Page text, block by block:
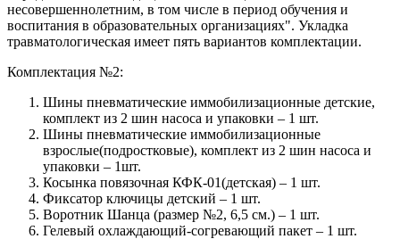
несовершеннолетним, в том числе в период обучения и
воспитания в образовательных организациях". Укладка
травматологическая имеет пять вариантов комплектации.
Комплектация №2:
Шины пневматические иммобилизационные детские,
комплект из 2 шин насоса и упаковки – 1 шт.
Шины пневматические иммобилизационные
взрослые(подростковые), комплект из 2 шин насоса и
упаковки – 1шт.
Косынка повязочная КФК-01(детская) – 1 шт.
Фиксатор ключицы детский – 1 шт.
Воротник Шанца (размер №2, 6,5 см.) – 1 шт.
Гелевый охлаждающий-согревающий пакет – 1 шт.